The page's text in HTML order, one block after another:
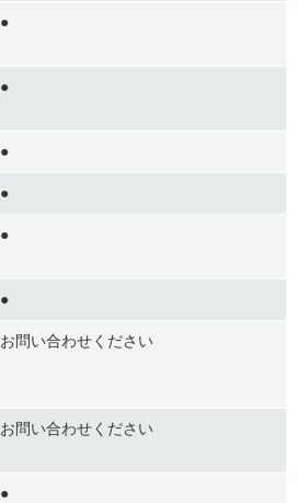
●
●
●
●
●
●
お問い合わせください
お問い合わせください
●